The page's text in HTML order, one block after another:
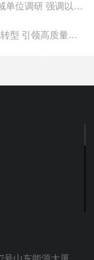
童培国赴甘肃、内蒙古区域单位调研 强调以精准供应服务赋能能源产业高质量发展
山能物资召开“聚焦数字化转型 引领高质量发展”务虚会